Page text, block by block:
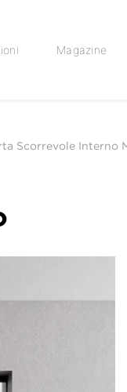
Magazine
Scorrevole Interno